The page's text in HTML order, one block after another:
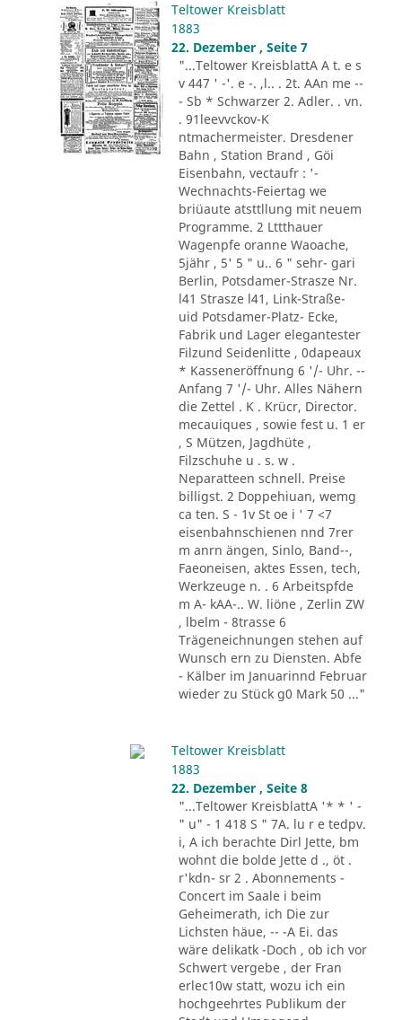
Teltower Kreisblatt
1883
22. Dezember , Seite 7
"...Teltower KreisblattA A t. e s
v 447 ' -'. e -. ,l.. . 2t. AAn me --
- Sb * Schwarzer 2. Adler. . vn.
. 91leevvckov-K
ntmachermeister. Dresdener
Bahn , Station Brand , Göi
Eisenbahn, vectaufr : '-
Wechnachts-Feiertag we
briüaute atsttllung mit neuem
Programme. 2 Lttthauer
Wagenpfe oranne Waoache,
5jähr , 5' 5 " u.. 6 " sehr- gari
Berlin, Potsdamer-Strasze Nr.
l41 Strasze l41, Link-Straße-
uid Potsdamer-Platz- Ecke,
Fabrik und Lager elegantester
Filzund Seidenlitte , 0dapeaux
* Kasseneröffnung 6 '/- Uhr. --
Anfang 7 '/- Uhr. Alles Nähern
die Zettel . K . Krücr, Director.
mecauiques , sowie fest u. 1 er
, S Mützen, Jagdhüte ,
Filzschuhe u . s. w .
Neparatteen schnell. Preise
billigst. 2 Doppehiuan, wemg
ca ten. S - 1v St oe i ' 7 <7
eisenbahnschienen nnd 7rer
m anrn ängen, Sinlo, Band--,
Faeoneisen, aktes Essen, tech,
Werkzeuge n. . 6 Arbeitspfde
m A- kAA-.. W. liöne , Zerlin ZW
, lbelm - 8trasse 6
Trägeneichnungen stehen auf
Wunsch ern zu Diensten. Abfe
- Kälber im Januarinnd Februar
wieder zu Stück g0 Mark 50 ..."
Teltower Kreisblatt
1883
22. Dezember , Seite 8
"...Teltower KreisblattA '* * ' -
" u" - 1 418 S " 7A. lu r e tedpv.
i, A ich berachte Dirl Jette, bm
wohnt die bolde Jette d ., öt .
r'kdn- sr 2 . Abonnements -
Concert im Saale i beim
Geheimerath, ich Die zur
Lichsten häue, -- -A Ei. das
wäre delikatk -Doch , ob ich vor
Schwert vergebe , der Fran
erlec10w statt, wozu ich ein
hochgeehrtes Publikum der